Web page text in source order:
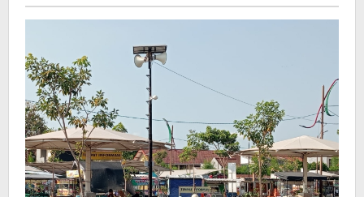
Alasannya
Gagah
Saputra